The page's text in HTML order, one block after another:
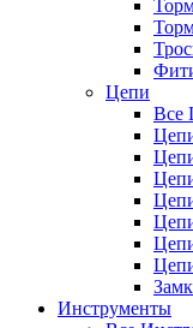
Цепи
Все
Инструменты